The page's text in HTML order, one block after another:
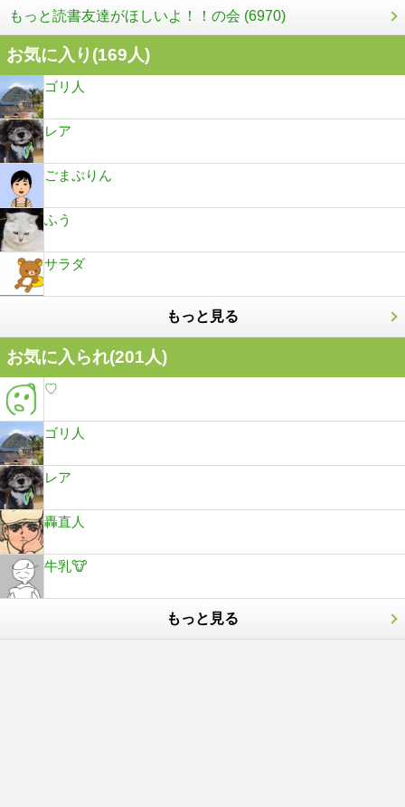
もっと読書友達がほしいよ！！の会 (6970)
お気に入り(169人)
ゴリ人
レア
ごまぷりん
ふう
サラダ
もっと見る
お気に入られ(201人)
♡
ゴリ人
レア
轟直人
牛乳🐮
もっと見る